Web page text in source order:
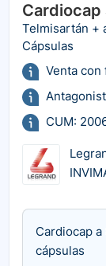
Cardiocap
Telmisartán +
Cápsulas
Venta con
CUM:
Cardiocap
cápsulas